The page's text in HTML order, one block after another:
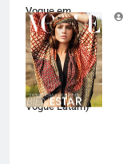
Vogue em
editorial para a
edição latino-
americana
(Divulgação
Vogue Latam)